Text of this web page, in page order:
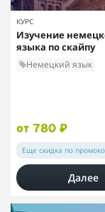
КУРС
Изучение
языка по скайпу
Немецкий язык
от 780 ₽
Еще скидка по
Далее